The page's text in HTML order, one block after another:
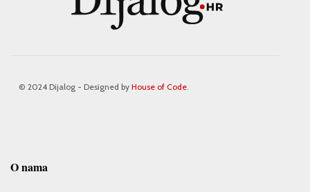
© 2024 Dijalog - Designed by House of Code
O nama